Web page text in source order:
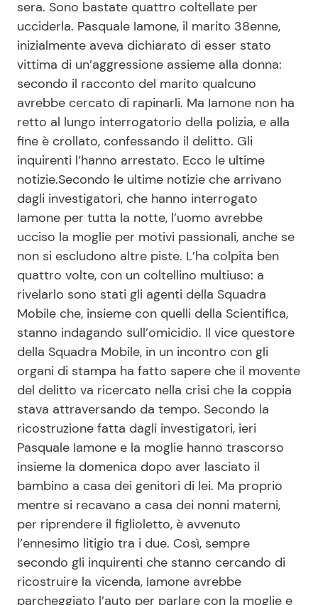
Seguici
Info
Chi siamo
Disclaimer e Privacy
Redazione
Contattaci
Pubblicità
Privacy Policy
sera. Sono bastate quattro coltellate per
ucciderla. Pasquale Iamone, il marito 38enne,
inizialmente aveva dichiarato di esser stato
vittima di un’aggressione assieme alla donna:
secondo il racconto del marito qualcuno
avrebbe cercato di rapinarli. Ma Iamone non ha
retto al lungo interrogatorio della polizia, e alla
fine è crollato, confessando il delitto. Gli
inquirenti l’hanno arrestato. Ecco le ultime
notizie.Secondo le ultime notizie che arrivano
dagli investigatori, che hanno interrogato
Iamone per tutta la notte, l’uomo avrebbe
ucciso la moglie per motivi passionali, anche se
non si escludono altre piste. L’ha colpita ben
quattro volte, con un coltellino multiuso: a
rivelarlo sono stati gli agenti della Squadra
Mobile che, insieme con quelli della Scientifica,
stanno indagando sull’omicidio. Il vice questore
della Squadra Mobile, in un incontro con gli
organi di stampa ha fatto sapere che il movente
del delitto va ricercato nella crisi che la coppia
stava attraversando da tempo. Secondo la
ricostruzione fatta dagli investigatori, ieri
Pasquale Iamone e la moglie hanno trascorso
insieme la domenica dopo aver lasciato il
bambino a casa dei genitori di lei. Ma proprio
mentre si recavano a casa dei nonni materni,
per riprendere il figlioletto, è avvenuto
l’ennesimo litigio tra i due. Così, sempre
secondo gli inquirenti che stanno cercando di
ricostruire la vicenda, Iamone avrebbe
parcheggiato l’auto per parlare con la moglie e